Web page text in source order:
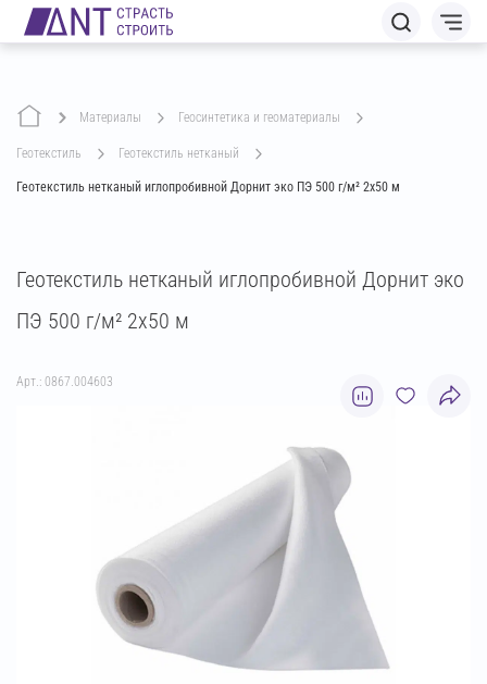
Материалы геосинтетика и геоматериалы
геотекстиль геотекстиль нетканый
Геотекстиль нетканый иглопробивной Дорнит эко ПЭ 500 г/м² 2х50 м
Геотекстиль нетканый иглопробивной Дорнит эко
ПЭ 500 г/м² 2х50 м
Арт.: 0867.004603